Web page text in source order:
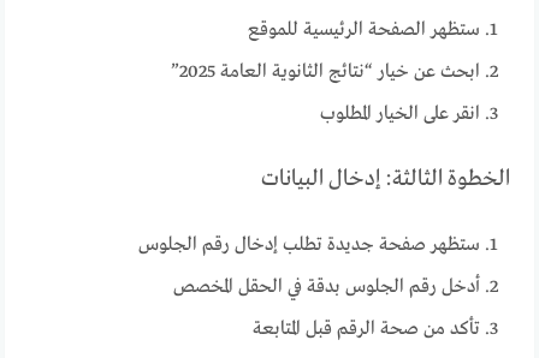
ستظهر الصفحة الرئيسية للموقع
ابحث عن خيار “نتائج الثانوية العامة 2025”
انقر على الخيار المطلوب
الخطوة الثالثة: إدخال البيانات
ستظهر صفحة جديدة تطلب إدخال رقم الجلوس
أدخل رقم الجلوس بدقة في الحقل المخصص
تأكد من صحة الرقم قبل المتابعة